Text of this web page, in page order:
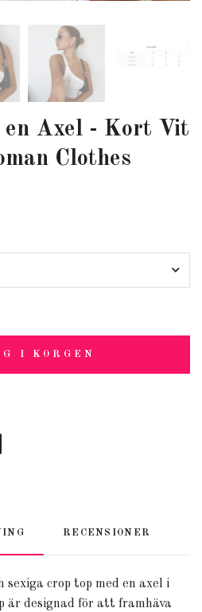
en Axel - Kort Vit
Clothes
I KORGEN
RECENSIONER
sexiga crop top med en axel i
är designad för att framhäva